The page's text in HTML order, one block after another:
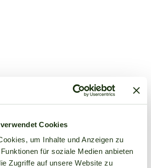
Cookies
um Inhalte und Anzeigen zu
für soziale Medien anbieten
Zugriffe auf unsere Website zu